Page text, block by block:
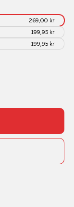
269,00 kr
199,95 kr
199,95 kr